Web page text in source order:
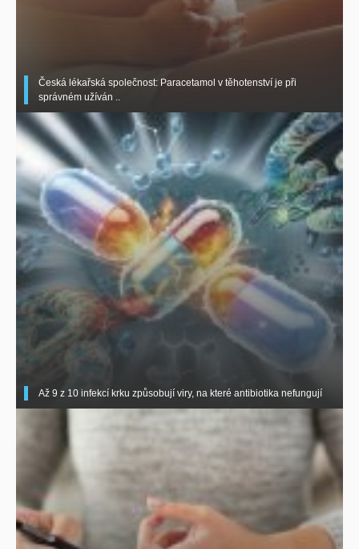
Česká lékařská společnost: Paracetamol v těhotenství je při
správném užíván ..
Až 9 z 10 infekcí krku způsobují viry, na které antibiotika nefungují